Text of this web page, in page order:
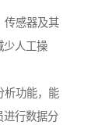
传感器及其
少人工操
析功能，能
进行数据分